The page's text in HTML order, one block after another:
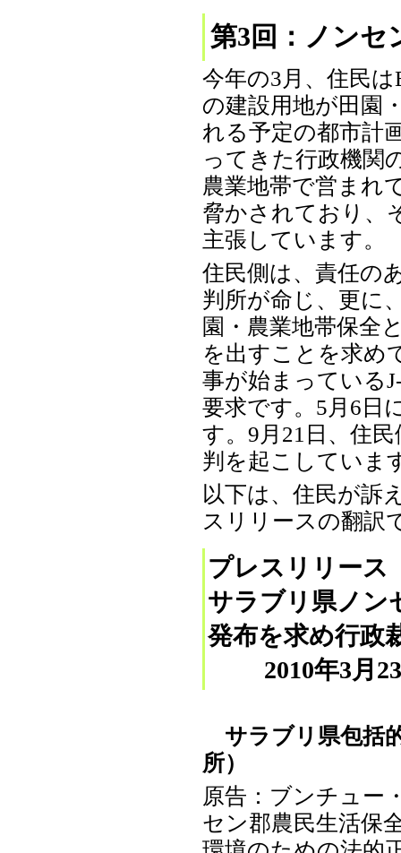
第3回：ノンセ
今年の3月、住民
の建設用地が田園
れる予定の都市計
ってきた行政機関
農業地帯で営まれ
脅かされており、
主張しています。
住民側は、責任の
判所が命じ、更に
園・農業地帯保全
を出すことを求め
事が始まっている
要求です。5月6日
す。9月21日、住
判を起こしていま
以下は、住民が訴
スリリースの翻訳
プレスリリース
サラブリ県ノン
発布を求め行政
2010年3月23
サラブリ県包括
所）
原告：ブンチュー
セン郡農民生活保